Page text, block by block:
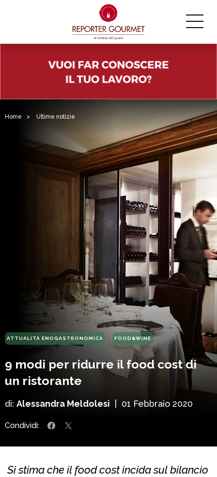
Home > Ultime notizie
ATTUALITÀ ENOGASTRONOMICA FOOD&WINE
9 modi per ridurre il food cost di
un ristorante
di: Alessandra Meldolesi 01 Febbraio 2020
Condividi:
Si stima che il food cost incida sul bilancio